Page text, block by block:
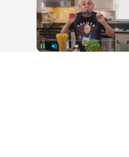
Video Player is loading.